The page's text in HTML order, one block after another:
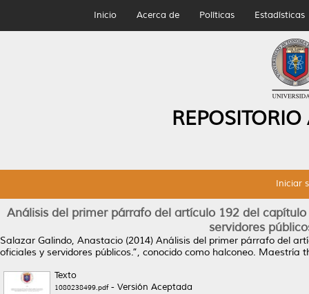
Inicio Acerca de Políticas Estadísticas
Iniciar
Análisis del primer párrafo del artículo 192 del
servidores
Salazar Galindo, Anastacio (2014) Análisis del primer párrafo del
oficiales y servidores públicos.”, conocido como halconeo. Maestría
Texto
1080238499.pdf- Versión Aceptada